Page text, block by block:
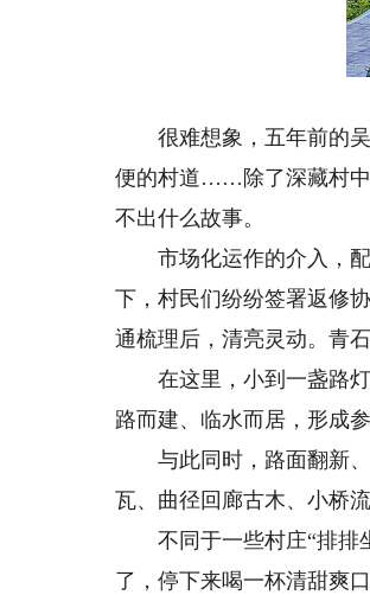
很难想象，五年前的吴
便的村道……除了深藏村中
不出什么故事。
市场化运作的介入，配
下，村民们纷纷签署返修
通梳理后，清亮灵动。青
在这里，小到一盏路灯
路而建、临水而居，形成
与此同时，路面翻新、
瓦、曲径回廊古木、小桥
不同于一些村庄“排排坐
了，停下来喝一杯清甜爽